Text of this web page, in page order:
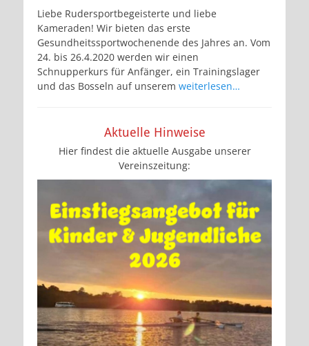
Liebe Rudersportbegeisterte und liebe
Kameraden! Wir bieten das erste
Gesundheitssportwochenende des Jahres an. Vom
24. bis 26.4.2020 werden wir einen
Schnupperkurs für Anfänger, ein Trainingslager
und das Bosseln auf unserem weiterlesen…
Aktuelle Hinweise
Hier findest die aktuelle Ausgabe unserer
Vereinszeitung: